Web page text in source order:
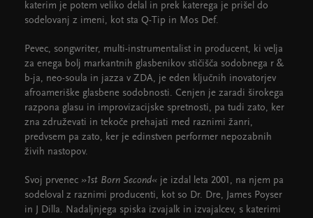
katerim je potem veliko delal in prek katerega je prišel do
sodelovanj z imeni, kot sta Q-Tip in Mos Def.
Pevec, songwriter, multi-instrumentalist in producent, ki velja
za enega bolj markantnih glasbenikov stičišča sodobnega r &
b-ja, neo-soula in jazza v ZDA, je eden ključnih inovatorjev
afroameriške glasbene sodobnosti. Cenjen je zaradi širokega
razpona glasu in improvizacijske spretnosti, pa tudi zato, ker
zna združevati in tekoče prehajati med raznimi žanri,
predvsem pa zato, ker je edinstven performer nepozabnih
živih nastopov.
Svoj prvenec »1st Born Second« je izdal leta 2001, na njem pa
sodeloval z raznimi producenti, kot so Dr. Dre, James Poyser
in J Dilla. Nadaljnjega spiska izvajalk in izvajalcev, s katerimi